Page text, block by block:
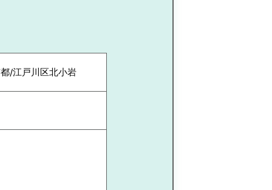
/江戸川区北小岩